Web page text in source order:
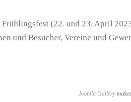
(22. und 23. April
und Besucher, Vereine und
Joomla Gallery